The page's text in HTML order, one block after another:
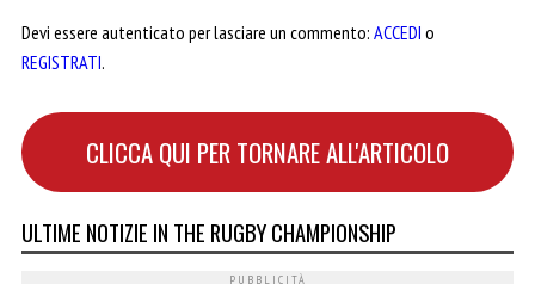
Devi essere autenticato per lasciare un commento: ACCEDI o
REGISTRATI.
CLICCA QUI PER TORNARE ALL'ARTICOLO
ULTIME NOTIZIE IN THE RUGBY CHAMPIONSHIP